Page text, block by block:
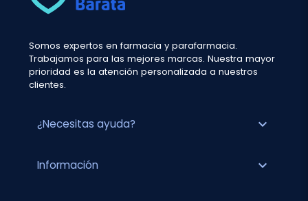
Somos expertos en farmacia y parafarmacia.
Trabajamos para las mejores marcas. Nuestra mayor
prioridad es la atención personalizada a nuestros
clientes.
¿Necesitas ayuda? expand_more
Información expand_more